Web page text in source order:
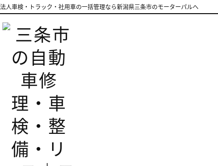
法人車検・トラック・社用車の一括管理なら新潟県三条市のモーターパルへ